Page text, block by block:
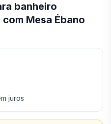
banheiro
Mesa Ébano
juros